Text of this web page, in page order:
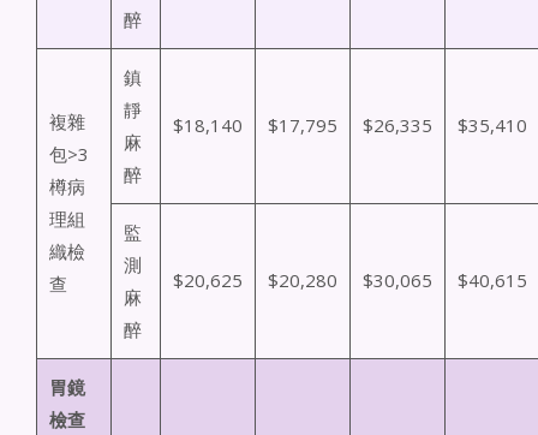
醉
複雜
包>3
樽病
理組
織檢
查
鎮
靜
麻
醉
$18,140 $17,795 $26,335 $35,410
監
測
麻
醉
$20,625 $20,280 $30,065 $40,615
胃鏡
檢查